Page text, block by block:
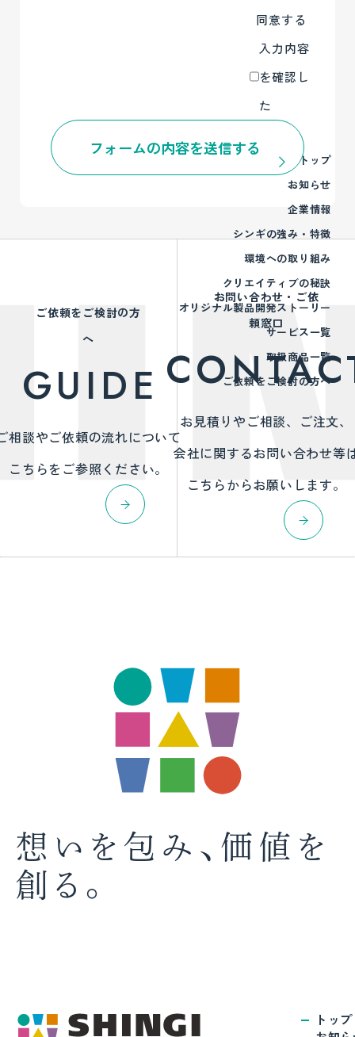
トップ
お知らせ
企業情報
シンギの強み・特徴
環境への取り組み
クリエイティブの秘訣
オリジナル製品開発ストーリー
サービス一覧
取扱商品一覧
ご依頼をご検討の方へ
同意する
入力内容
を確認し
た
ご依頼をご検討の方
へ
GUIDE
相談やご依頼の流れについて
こちらをご参照ください。
お問い合わせ・ご依
頼窓口
お見積りやご相談、ご注文、
会社に関するお問い合わせ等
こちらからお願いします。
想いを包み、価値を
創る。
トップ